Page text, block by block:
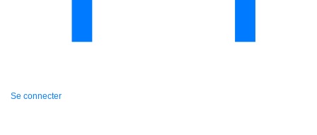
Se connecter